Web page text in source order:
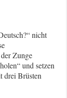
nicht
Zunge
und setzen
drei Brüsten